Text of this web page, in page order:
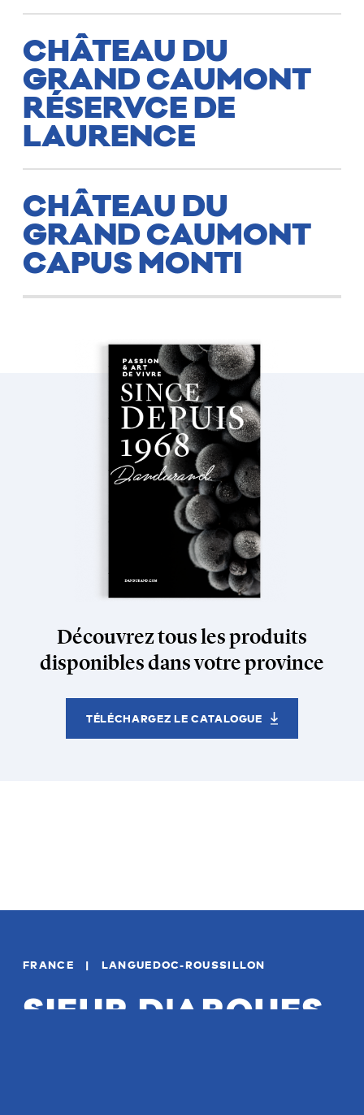
CHÂTEAU DU
GRAND CAUMONT
RÉSERVCE DE
LAURENCE
CHÂTEAU DU
GRAND CAUMONT
CAPUS MONTI
Découvrez tous les produits
disponibles dans votre province
TÉLÉCHARGEZ LE CATALOGUE
FRANCE | LANGUEDOC-ROUSSILLON
SIEUR D'ARQUES